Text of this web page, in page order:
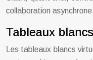
collaboration
Tableaux
Les tableaux blancs